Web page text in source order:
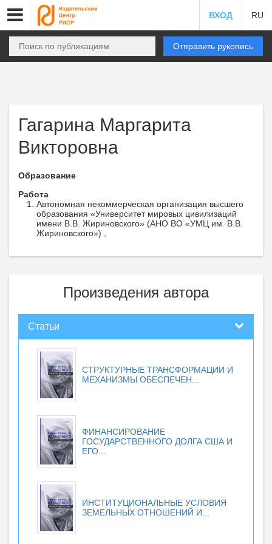
ВХОД RU
Отправить рукопись
Гагарина Маргарита
Викторовна
Образование
Работа
Автономная некоммерческая организация высшего
образования «Университет мировых цивилизаций
имени В.В. Жириновского» (АНО ВО «УМЦ им. В.В.
Жириновского») ,
Произведения автора
Статьи
СТРУКТУРНЫЕ ТРАНСФОРМАЦИИ И
МЕХАНИЗМЫ ОБЕСПЕЧЕН...
ФИНАНСИРОВАНИЕ
ГОСУДАРСТВЕННОГО ДОЛГА США И
ЕГО...
ИНСТИТУЦИОНАЛЬНЫЕ УСЛОВИЯ
ЗЕМЕЛЬНЫХ ОТНОШЕНИЙ И...